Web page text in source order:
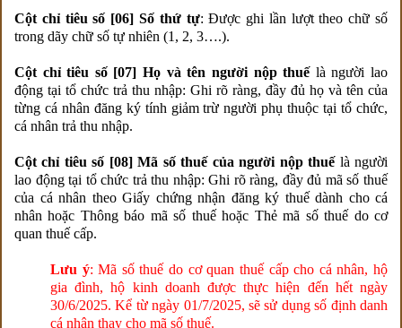
Cột chỉ tiêu số [06] Số thứ tự: Được ghi lần lượt theo chữ số
trong dãy chữ số tự nhiên (1, 2, 3….).
Cột chỉ tiêu số [07] Họ và tên người nộp thuếlà người lao
động tại tổ chức trả thu nhập: Ghi rõ ràng, đầy đủ họ và tên của
từng cá nhân đăng ký tính giảm trừ người phụ thuộc tại tổ chức,
cá nhân trả thu nhập.
Cột chỉ tiêu số [08] Mã số thuế của người nộp thuế là người
lao động tại tổ chức trả thu nhập: Ghi rõ ràng, đầy đủ mã số thuế
của cá nhân theo Giấy chứng nhận đăng ký thuế dành cho cá
nhân hoặc Thông báo mã số thuế hoặc Thẻ mã số thuế do cơ
quan thuế cấp.
Lưu ý: Mã số thuế do cơ quan thuế cấp cho cá nhân, hộ
gia đình, hộ kinh doanh được thực hiện đến hết ngày
30/6/2025. Kể từ ngày 01/7/2025, sẽ sử dụng số định danh
cá nhân thay cho mã số thuế.